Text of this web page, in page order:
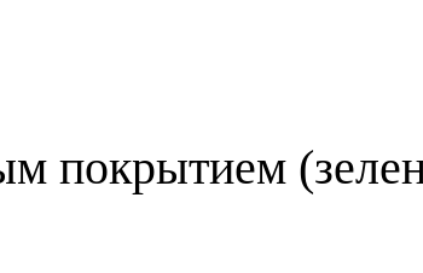
покрытием